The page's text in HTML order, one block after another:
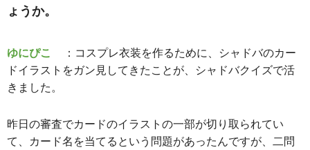
ょうか。
ゆにぴこ
：コスプレ衣装を作るために、シャドバのカー
ドイラストをガン見してきたことが、シャドバクイズで活
きました。
昨日の審査でカードのイラストの一部が切り取られてい
て、カード名を当てるという問題があったんですが、二問